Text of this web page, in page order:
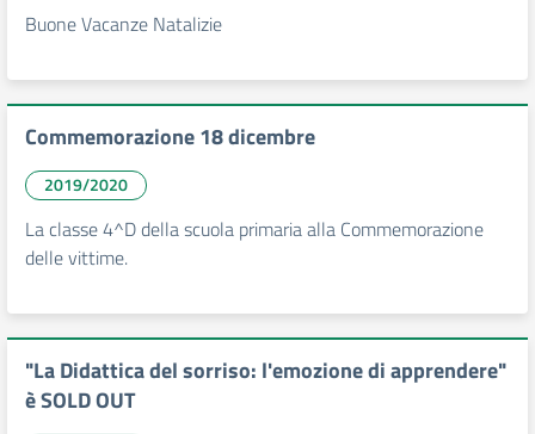
Buone Vacanze Natalizie
Commemorazione 18 dicembre
2019/2020
La classe 4^D della scuola primaria alla Commemorazione
delle vittime.
"La Didattica del sorriso: l'emozione di apprendere"
è SOLD OUT